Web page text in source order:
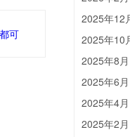
2025年12
2025年10
2025年8
2025年6
2025年4
2025年2